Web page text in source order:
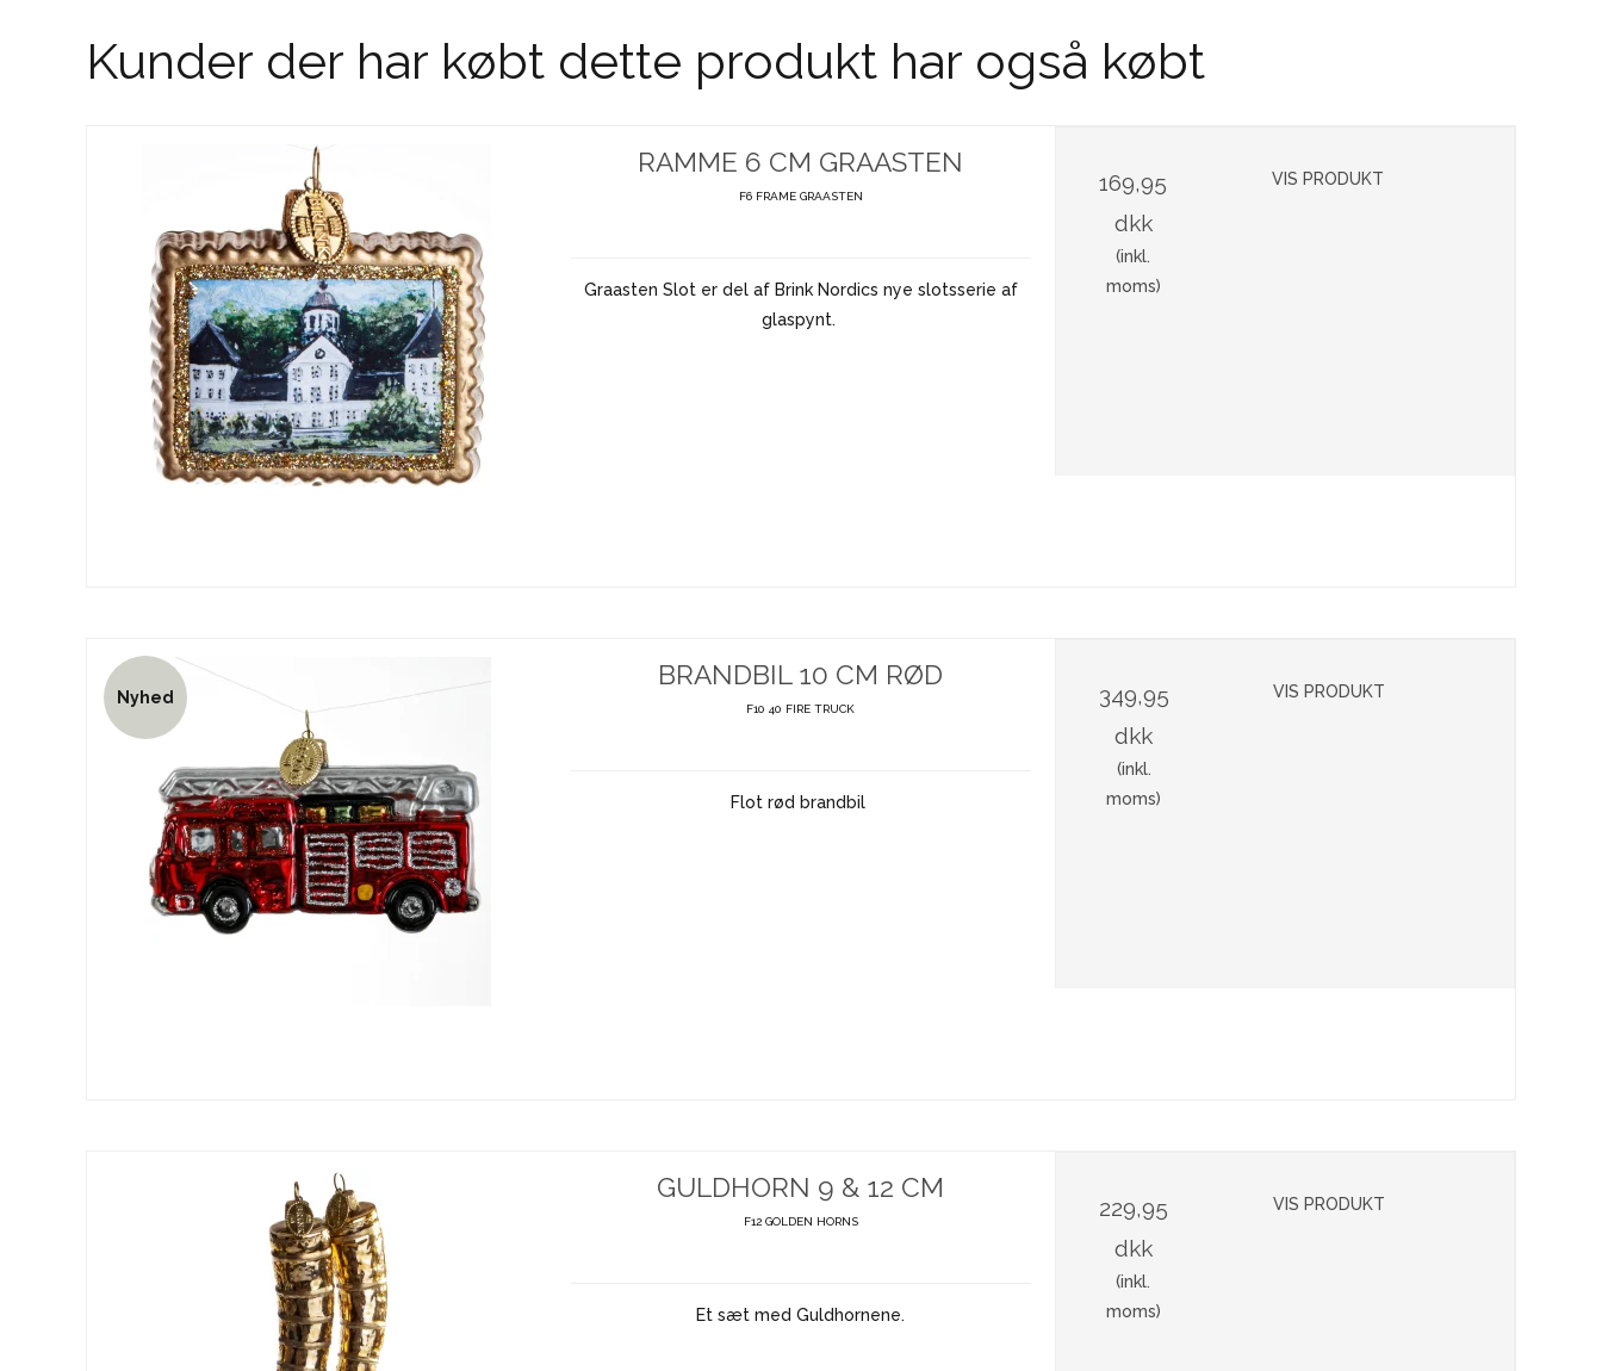
Kunder der har købt dette produkt har også købt
RAMME 6 CM GRAASTEN
F6 FRAME GRAASTEN
Graasten Slot er del af Brink Nordics nye slotsserie af
glaspynt.
169,95
dkk
(inkl.
moms)
VIS PRODUKT
Nyhed
BRANDBIL 10 CM RØD
F10 40 FIRE TRUCK
Flot rød brandbil
349,95
dkk
(inkl.
moms)
VIS PRODUKT
GULDHORN 9 & 12 CM
F12 GOLDEN HORNS
Et sæt med Guldhornene.
229,95
dkk
(inkl.
moms)
VIS PRODUKT